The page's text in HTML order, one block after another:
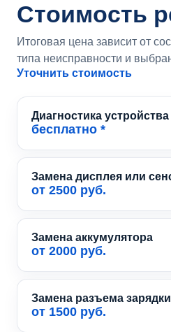
Стоимость
Итоговая цена зависит от
типа неисправности и
Уточнить стоимость
Диагностика устройства
бесплатно *
Замена дисплея или
от 2500 руб.
Замена аккумулятора
от 2000 руб.
Замена разъема зарядки
от 1500 руб.